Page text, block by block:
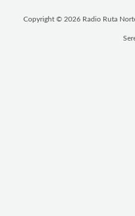
Copyright © 2026 Radio Ruta